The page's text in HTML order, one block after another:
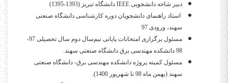
دبیر شاخه دانشجویی IEEE دانشگاه تبریز (1393-1395)
استاد راهنمای دانشجویان دوره کارشناسی دانشگاه صنعتی
سهند، ورودی 97
مسئول برگزاری امتحانات پایانی نیم‌سال دوم سال تحصیلی 97-
98 دانشکده مهندسی برق دانشگاه صنعتی سهند.
مسئول کمیته پروژه دانشکده مهندسی برق- دانشگاه صنعتی
سهند (بهمن ماه 98 تا شهریور 1400).